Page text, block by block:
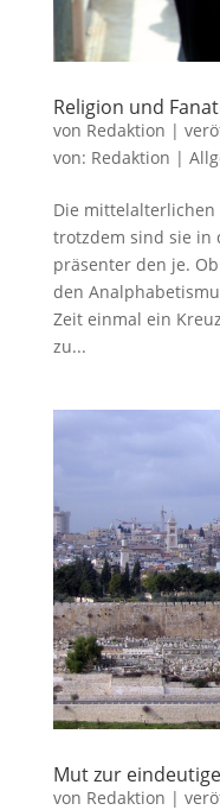
Religion und
von Redaktion |
von: Redaktion |
Die mittelalterlichen
trotzdem sind sie in
präsenter den je.
den
Zeit einmal ein
zu...
Mut zur
von Redaktion |